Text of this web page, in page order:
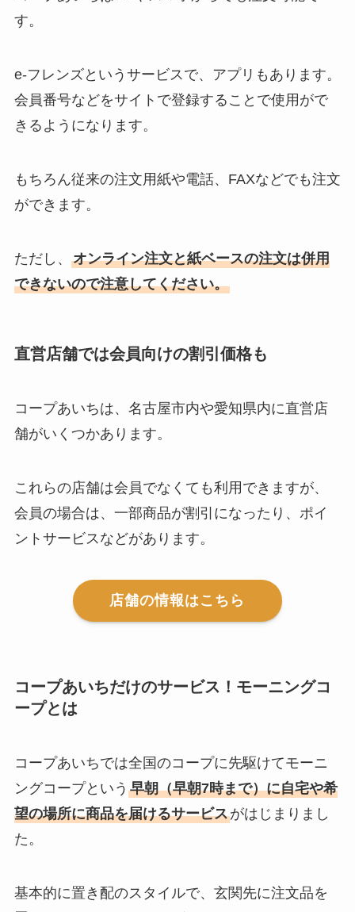
す。
e-フレンズというサービスで、アプリもあります。
会員番号などをサイトで登録することで使用がで
きるようになります。
もちろん従来の注文用紙や電話、FAXなどでも注文
ができます。
ただし、 オンライン注文と紙ベースの注文は併用
できないので注意してください。
直営店舗では会員向けの割引価格も
コープあいちは、名古屋市内や愛知県内に直営店
舗がいくつかあります。
これらの店舗は会員でなくても利用できますが、
会員の場合は、一部商品が割引になったり、ポイ
ントサービスなどがあります。
店舗の情報はこちら
コープあいちだけのサービス！モーニングコ
ープとは
コープあいちでは全国のコープに先駆けてモーニ
ングコープという 早朝（早朝7時まで）に⾃宅や希
望の場所に商品を届けるサービスがはじまりまし
た。
基本的に置き配のスタイルで、玄関先に注文品を